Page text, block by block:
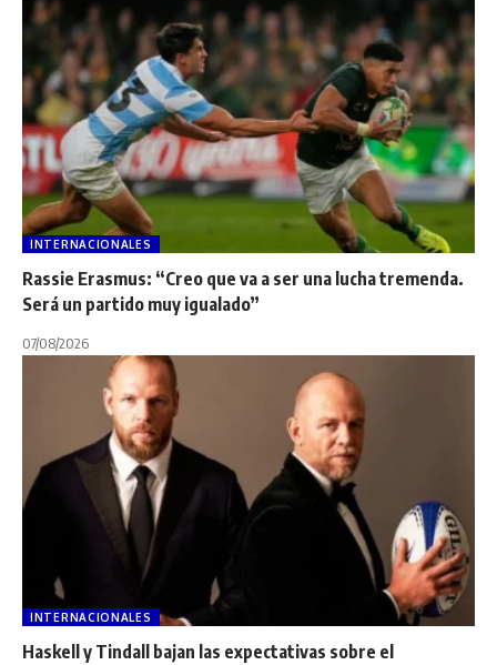
INTERNACIONALES
Rassie Erasmus: “Creo que va a ser una lucha tremenda.
Será un partido muy igualado”
07/08/2026
INTERNACIONALES
Haskell y Tindall bajan las expectativas sobre el